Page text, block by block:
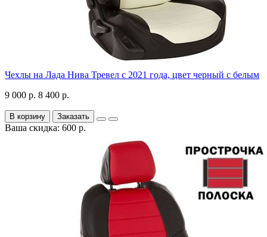
Чехлы на Лада Нива Тревел с 2021 года, цвет черный с белым
9 000 р. 8 400 р.
В корзину Заказать
Ваша скидка: 600 р.